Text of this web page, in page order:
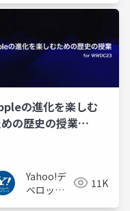
ワーク
の進化を楽しむ
の歴史の授業
Yahoo!デ
ベロッパ
11K